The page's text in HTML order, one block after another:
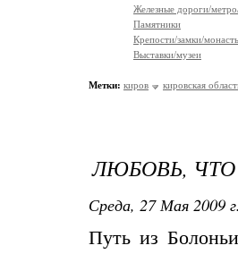
Железные дороги/
Памятники
Крепости/замки/
Выставки/музеи
Метки: киров кировская
ЛЮБОВЬ,
Среда, 27 Мая 2009
Путь из